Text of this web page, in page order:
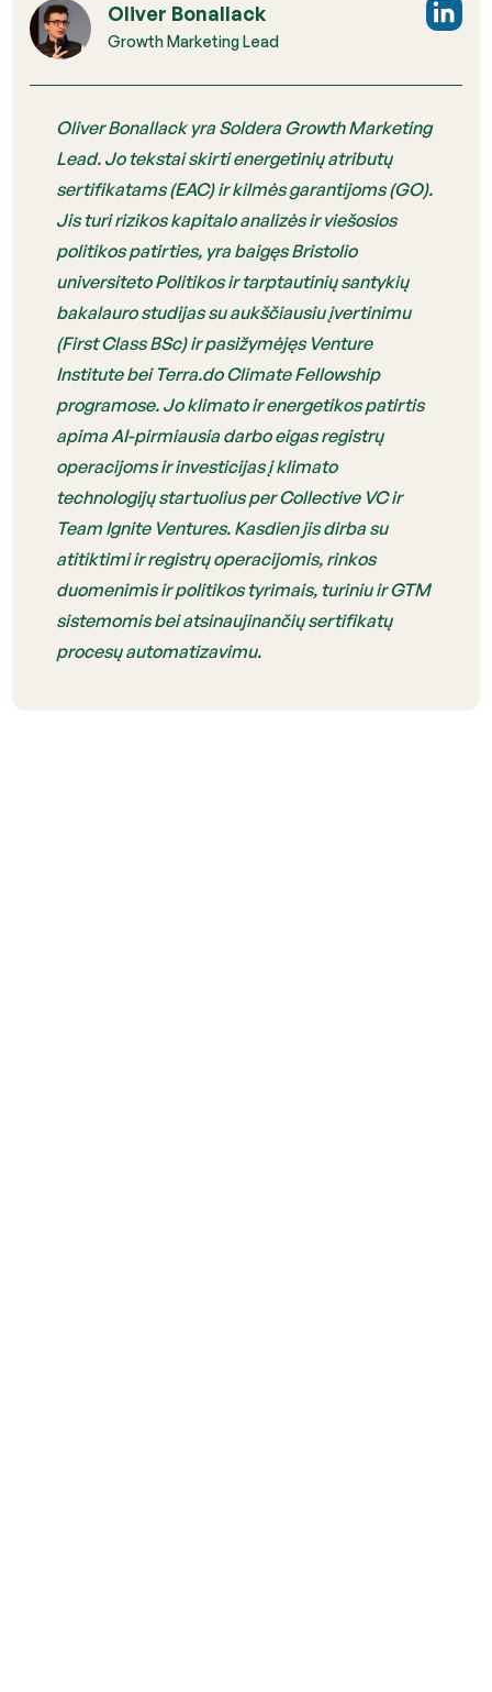
Oliver Bonallack
Growth Marketing Lead
Oliver Bonallack yra Soldera Growth Marketing
Lead. Jo tekstai skirti energetinių atributų
sertifikatams (EAC) ir kilmės garantijoms (GO).
Jis turi rizikos kapitalo analizės ir viešosios
politikos patirties, yra baigęs Bristolio
universiteto Politikos ir tarptautinių santykių
bakalauro studijas su aukščiausiu įvertinimu
(First Class BSc) ir pasižymėjęs Venture
Institute bei Terra.do Climate Fellowship
programose. Jo klimato ir energetikos patirtis
apima AI-pirmiausia darbo eigas registrų
operacijoms ir investicijas į klimato
technologijų startuolius per Collective VC ir
Team Ignite Ventures. Kasdien jis dirba su
atitiktimi ir registrų operacijomis, rinkos
duomenimis ir politikos tyrimais, turiniu ir GTM
sistemomis bei atsinaujinančių sertifikatų
procesų automatizavimu.